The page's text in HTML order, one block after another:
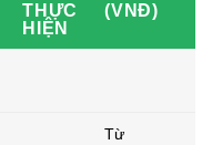
THỰC
HIỆN
(VNĐ)
Từ